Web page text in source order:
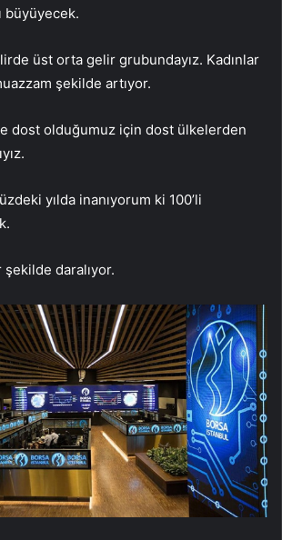
büyüyecek.
üst orta gelir grubundayız. Kadınlar
şekilde artıyor.
dost olduğumuz için dost ülkelerden
yılda inanıyorum ki 100’li
şekilde daralıyor.